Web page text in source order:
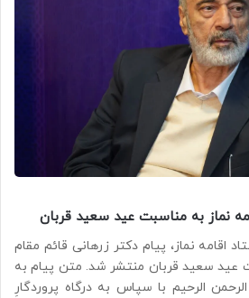
نماز به مناسبت عید سعید قربان
اقامه نماز، پیام دکتر زرهانی قائم مقام
عید سعید قربان منتشر شد. متن پیام به
الرحیم با سپاس به درگاه پروردگارِ